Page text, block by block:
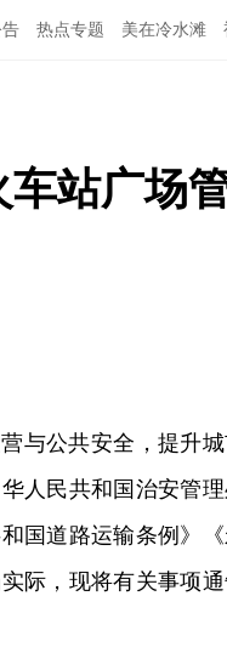
热点专题 美在冷水滩
站广场
与公共安全，提升
人民共和国治安管
国道路运输条例》
际，现将有关事项